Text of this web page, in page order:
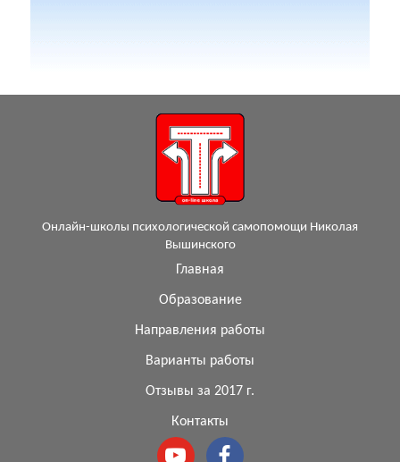
Онлайн-школы психологической самопомощи Николая
Вышинского
Главная
Образование
Направления работы
Варианты работы
Отзывы за 2017 г.
Контакты